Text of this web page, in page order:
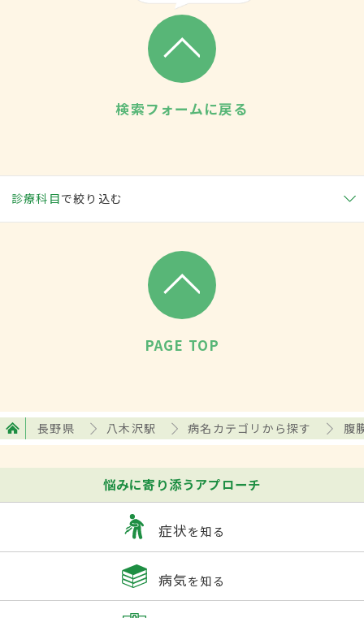
検索フォームに戻る
診療科目で絞り込む
PAGE TOP
長野県 八木沢駅 病名カテゴリから探す 腹
悩みに寄り添うアプローチ
症状を知る
病気を知る